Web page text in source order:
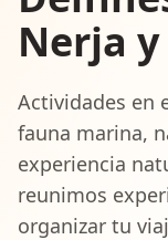
Nerja
Actividades en
fauna marina,
experiencia
reunimos
organizar tu